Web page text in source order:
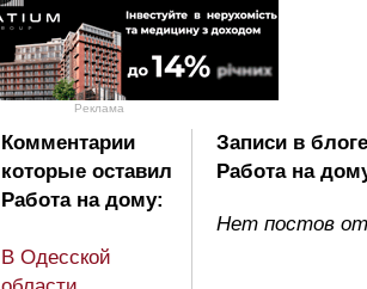
Реклама
Комментарии
которые оставил
Работа на дому:
В Одесской
Записи в
Работа на
Нет постов